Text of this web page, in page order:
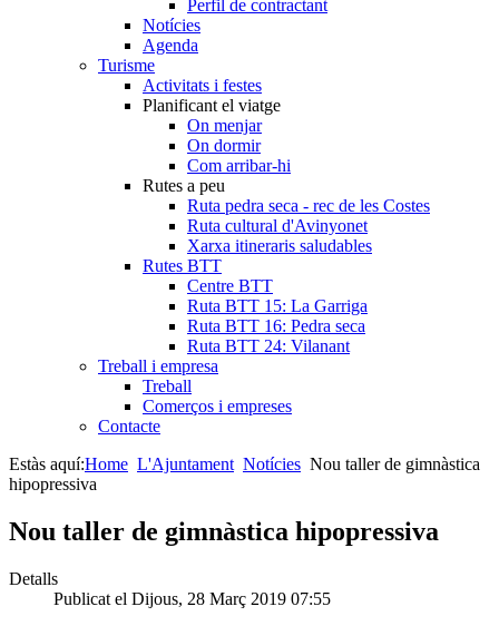
Perfil de contractant
Notícies
Agenda
Turisme
Activitats i festes
Planificant el viatge
On menjar
On dormir
Com arribar-hi
Rutes a peu
Ruta pedra seca - rec de les Costes
Ruta cultural d'Avinyonet
Xarxa itineraris saludables
Rutes BTT
Centre BTT
Ruta BTT 15: La Garriga
Ruta BTT 16: Pedra seca
Ruta BTT 24: Vilanant
Treball i empresa
Treball
Comerços i empreses
Contacte
Estàs aquí:Home L'Ajuntament Notícies Nou taller de gimnàstica
hipopressiva
Nou taller de gimnàstica hipopressiva
Detalls
Publicat el Dijous, 28 Març 2019 07:55